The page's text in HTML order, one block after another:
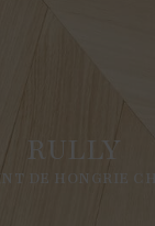
RULLY
DE HONGRIE